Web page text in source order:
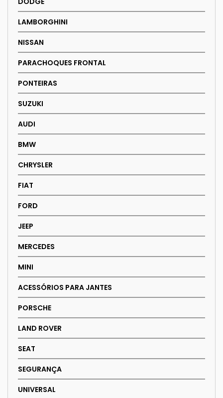
LAMBORGHINI
NISSAN
PARACHOQUES FRONTAL
PONTEIRAS
SUZUKI
AUDI
BMW
CHRYSLER
FIAT
FORD
JEEP
MERCEDES
MINI
ACESSÓRIOS PARA JANTES
PORSCHE
LAND ROVER
SEAT
SEGURANÇA
UNIVERSAL